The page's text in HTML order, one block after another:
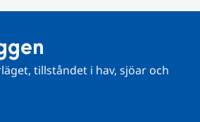
tillståndet i hav, sjöar och